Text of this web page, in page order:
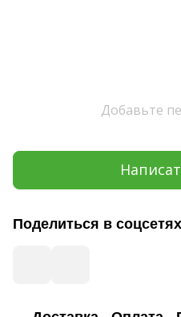
Добавьте
Поделиться в соцсетях